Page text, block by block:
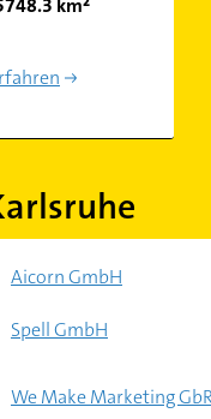
km²
Aicorn GmbH
Spell GmbH
We Make Marketing